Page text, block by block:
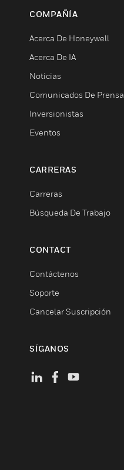
COMPAÑÍA
Acerca De Honeywell
Acerca De IA
Noticias
Comunicados De Prensa
Inversionistas
Eventos
CARRERAS
Carreras
Búsqueda De Trabajo
CONTACT
Contáctenos
Soporte
Cancelar Suscripción
SÍGANOS